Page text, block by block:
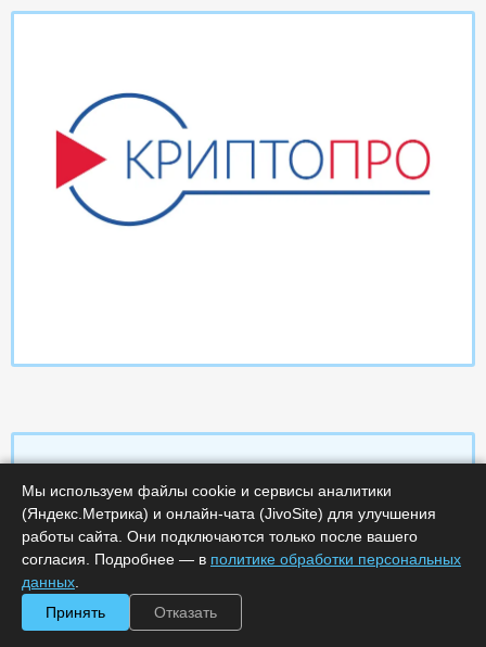
Характеристики
Срок поставки, дней :14
Код :
0000-358141
Обработка заказа :
Мы используем файлы cookie и сервисы аналитики
(Яндекс.Метрика) и онлайн-чата (JivoSite) для улучшения
работы сайта. Они подключаются только после вашего
согласия. Подробнее — в политике обработки персональных
данных
Принять
Отказать